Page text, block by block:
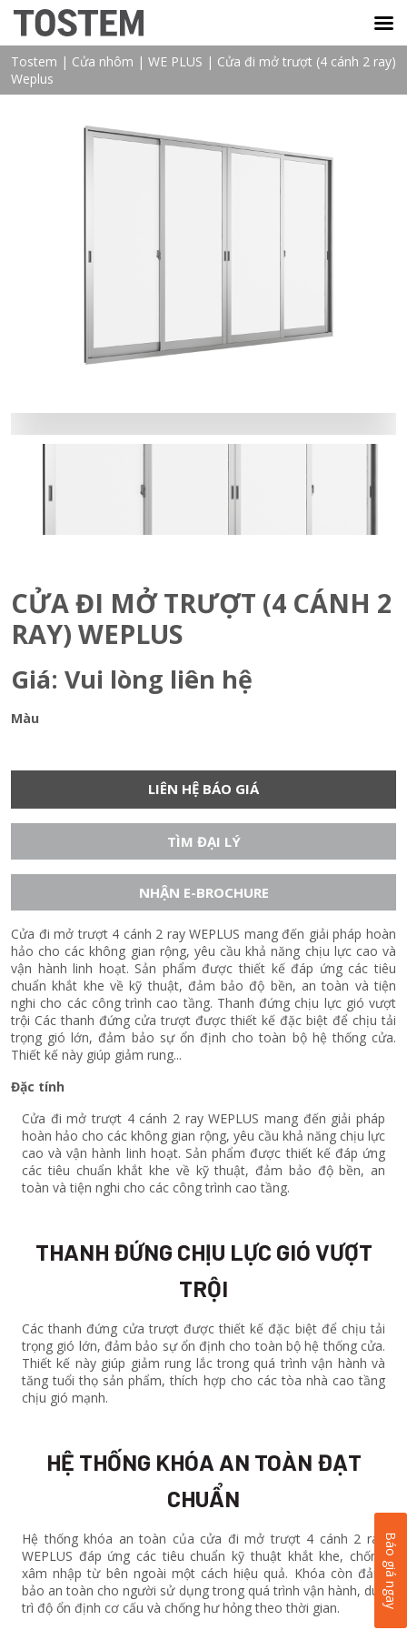
Tostem | Cửa nhôm | WE PLUS | Cửa đi mở trượt (4 cánh 2 ray)
Weplus
CỬA ĐI MỞ TRƯỢT (4 CÁNH 2
RAY) WEPLUS
Giá: Vui lòng liên hệ
Màu
LIÊN HỆ BÁO GIÁ
TÌM ĐẠI LÝ
NHẬN E-BROCHURE
Cửa đi mở trượt 4 cánh 2 ray WEPLUS mang đến giải pháp hoàn
hảo cho các không gian rộng, yêu cầu khả năng chịu lực cao và
vận hành linh hoạt. Sản phẩm được thiết kế đáp ứng các tiêu
chuẩn khắt khe về kỹ thuật, đảm bảo độ bền, an toàn và tiện
nghi cho các công trình cao tầng. Thanh đứng chịu lực gió vượt
trội Các thanh đứng cửa trượt được thiết kế đặc biệt để chịu tải
trọng gió lớn, đảm bảo sự ổn định cho toàn bộ hệ thống cửa.
Thiết kế này giúp giảm rung...
Đặc tính
Cửa đi mở trượt 4 cánh 2 ray WEPLUS mang đến giải pháp
hoàn hảo cho các không gian rộng, yêu cầu khả năng chịu lực
cao và vận hành linh hoạt. Sản phẩm được thiết kế đáp ứng
các tiêu chuẩn khắt khe về kỹ thuật, đảm bảo độ bền, an
toàn và tiện nghi cho các công trình cao tầng.
THANH ĐỨNG CHỊU LỰC GIÓ VƯỢT
TRỘI
Các thanh đứng cửa trượt được thiết kế đặc biệt để chịu tải
trọng gió lớn, đảm bảo sự ổn định cho toàn bộ hệ thống cửa.
Thiết kế này giúp giảm rung lắc trong quá trình vận hành và
tăng tuổi thọ sản phẩm, thích hợp cho các tòa nhà cao tầng
chịu gió mạnh.
HỆ THỐNG KHÓA AN TOÀN ĐẠT
CHUẨN
Hệ thống khóa an toàn của cửa đi mở trượt 4 cánh 2 ray
WEPLUS đáp ứng các tiêu chuẩn kỹ thuật khắt khe, chống
xâm nhập từ bên ngoài một cách hiệu quả. Khóa còn đảm
bảo an toàn cho người sử dụng trong quá trình vận hành, duy
trì độ ổn định cơ cấu và chống hư hỏng theo thời gian.
Báo giá ngay
TOSTEM VIỆT NAM